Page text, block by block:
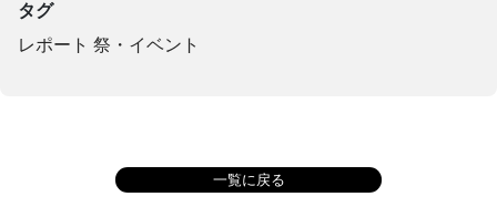
タグ
レポート 祭・イベント
一覧に戻る